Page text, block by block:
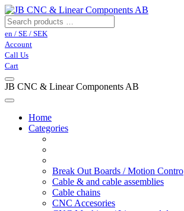
en / SE / SEK
Account
Call Us
Cart
JB CNC & Linear Components AB
Home
Categories
Break Out Boards / Motion Contro
Cable & and cable assemblies
Cable chains
CNC Accesories